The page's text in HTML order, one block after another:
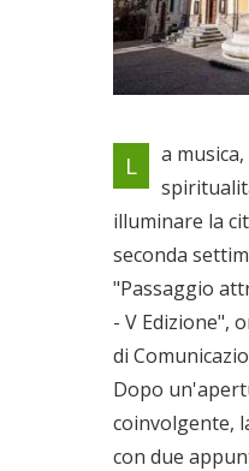
Seconda
Dal 09/03/
10/03/2024
L
a
illuminare la
seconda
"Passaggio
- V Edizione",
di
Dopo
coinvolgente,
con due